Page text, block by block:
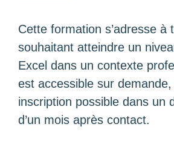
Cette formation s’adresse à
souhaitant atteindre un
Excel dans un contexte
est accessible sur
inscription possible dans un
d’un mois après contact.